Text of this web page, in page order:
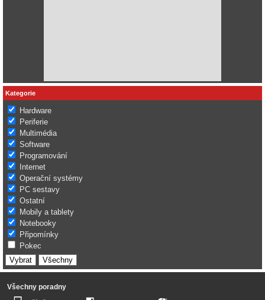
Kategorie
Hardware
Periferie
Multimédia
Software
Programování
Internet
Operační systémy
PC sestavy
Ostatní
Mobily a tablety
Notebooky
Připomínky
Pokec
Všechny poradny